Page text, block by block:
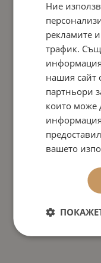
Ние
рекламите
трафик.
нашия сайт
партньори
които може
вашето